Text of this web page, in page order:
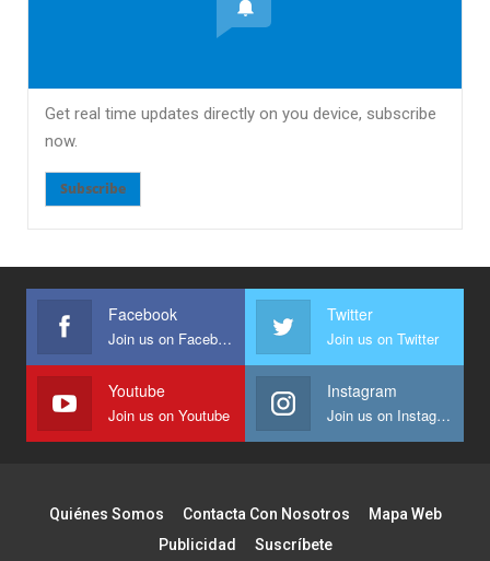
Get real time updates directly on you device, subscribe
now.
Subscribe
Facebook
Join us on Facebook
Twitter
Join us on Twitter
Youtube
Join us on Youtube
Instagram
Join us on Instagram
Quiénes Somos Contacta Con Nosotros
Mapa Web
Publicidad
Suscríbete